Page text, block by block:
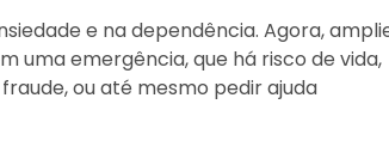
e na dependência. Agora,
uma emergência, que há risco de vida,
ou até mesmo pedir ajuda